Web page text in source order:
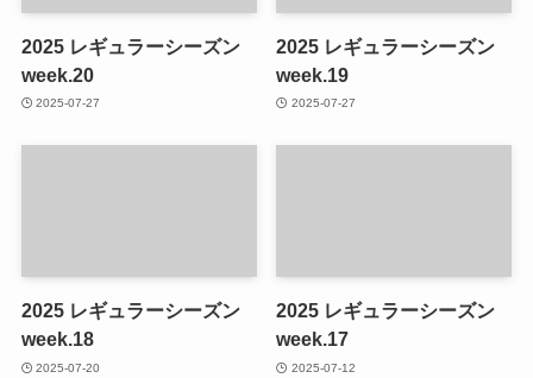
2025 レギュラーシーズン
week.20
2025-07-27
2025 レギュラーシーズン
week.19
2025-07-27
2025 レギュラーシーズン
week.18
2025-07-20
2025 レギュラーシーズン
week.17
2025-07-12